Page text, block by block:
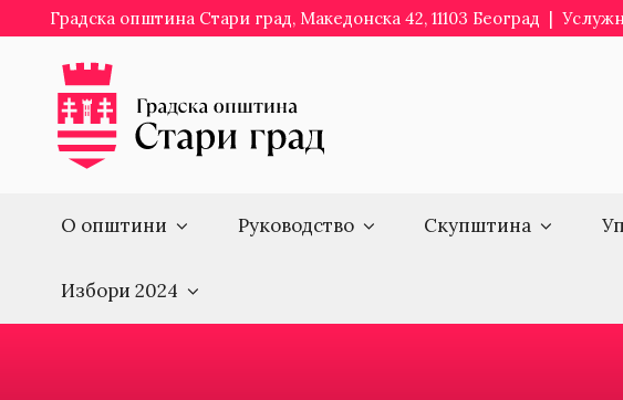
to
content
Градска општина Стари град, Македонска 42, 11103 Београд |
О општини Руководство Скупштина
Избори 2024